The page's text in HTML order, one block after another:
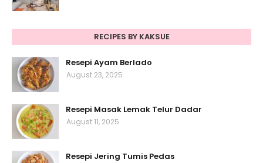
RECIPES BY KAKSUE
Resepi Ayam Berlado
August 23, 2025
Resepi Masak Lemak Telur Dadar
August 11, 2025
Resepi Jering Tumis Pedas